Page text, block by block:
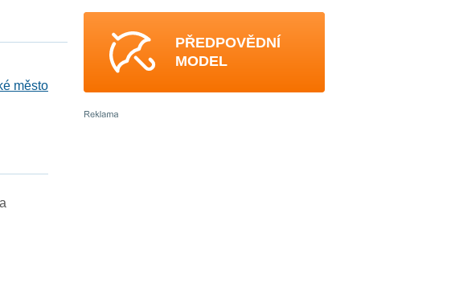
město
PŘEDPOVĚDNÍ
MODEL